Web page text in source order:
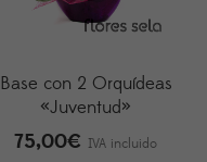
Base con 2 Orquídeas
«Juventud»
75,00€ IVA incluido